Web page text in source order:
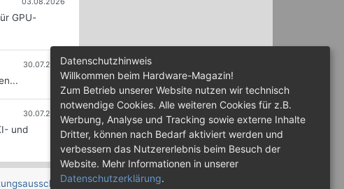
GPU-
30.07.2026
30.07.2026
und
Datenschutzhinweis
Willkommen beim Hardware-Magazin!
Zum Betrieb unserer Website nutzen wir technisch
notwendige Cookies. Alle weiteren Cookies für z.B.
Werbung, Analyse und Tracking sowie externe Inhalte
Dritter, können nach Bedarf aktiviert werden und
verbessern das Nutzererlebnis beim Besuch der
Website. Mehr Informationen in unserer
Datenschutzerklärung.